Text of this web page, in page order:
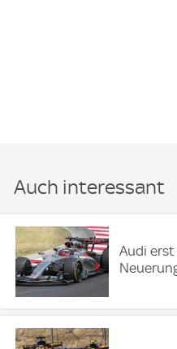
Auch interessant
Audi